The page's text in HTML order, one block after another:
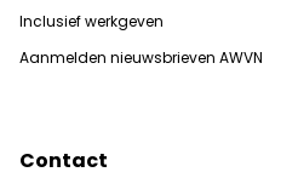
Inclusief werkgeven
Aanmelden nieuwsbrieven AWVN
Contact